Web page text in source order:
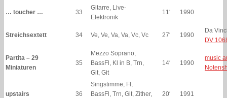
… toucher … 33
Gitarre, Live-
Elektronik
11′ 1990
Streichsextett 34 Ve, Ve, Va, Va, Vc, Vc 27′ 1990
Da
DV
Partita – 29
Miniaturen
35
Mezzo Soprano,
BassFl, Kl in B, Trn,
Git, Git
14′ 1990
music
upstairs 36
Singstimme, Fl,
BassFl, Trn, Git, Zither,
20′ 1991